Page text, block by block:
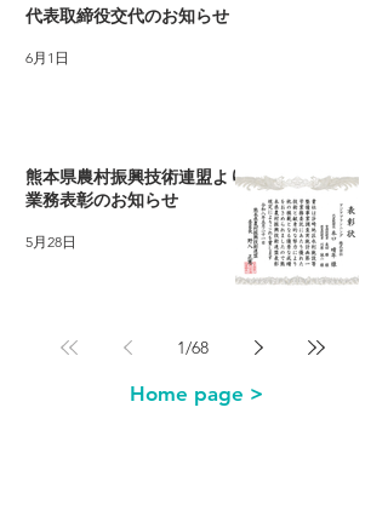
Home page >
代表取締役交代のお知らせ
6月1日
熊本県農村振興技術連盟より
業務表彰のお知らせ
5月28日
1/68